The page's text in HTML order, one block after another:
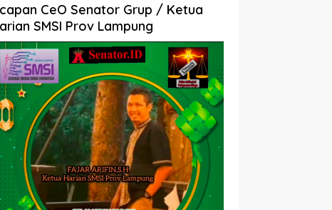
CeO Senator Grup / Ketua
SMSI Prov Lampung